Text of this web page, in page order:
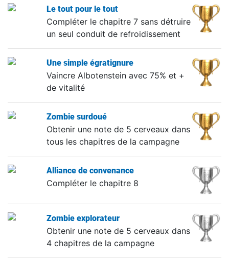
Le tout pour le tout
Compléter le chapitre 7 sans détruire
un seul conduit de refroidissement
Une simple égratignure
Vaincre Albotenstein avec 75% et +
de vitalité
Zombie surdoué
Obtenir une note de 5 cerveaux dans
tous les chapitres de la campagne
Alliance de convenance
Compléter le chapitre 8
Zombie explorateur
Obtenir une note de 5 cerveaux dans
4 chapitres de la campagne